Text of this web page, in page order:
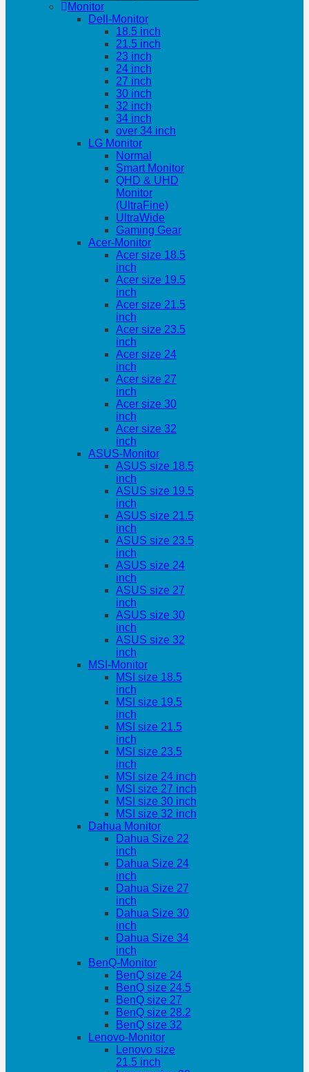
Monitor
Dell-Monitor
18.5 inch
21.5 inch
23 inch
24 inch
27 inch
30 inch
32 inch
34 inch
over 34 inch
LG Monitor
Normal
Smart Monitor
QHD & UHD
Monitor
(UltraFine)
UltraWide
Gaming Gear
Acer-Monitor
Acer size 18.5
inch
Acer size 19.5
inch
Acer size 21.5
inch
Acer size 23.5
inch
Acer size 24
inch
Acer size 27
inch
Acer size 30
inch
Acer size 32
inch
ASUS-Monitor
ASUS size 18.5
inch
ASUS size 19.5
inch
ASUS size 21.5
inch
ASUS size 23.5
inch
ASUS size 24
inch
ASUS size 27
inch
ASUS size 30
inch
ASUS size 32
inch
MSI-Monitor
MSI size 18.5
inch
MSI size 19.5
inch
MSI size 21.5
inch
MSI size 23.5
inch
MSI size 24 inch
MSI size 27 inch
MSI size 30 inch
MSI size 32 inch
Dahua Monitor
Dahua Size 22
inch
Dahua Size 24
inch
Dahua Size 27
inch
Dahua Size 30
inch
Dahua Size 34
inch
BenQ-Monitor
BenQ size 24
BenQ size 24.5
BenQ size 27
BenQ size 28.2
BenQ size 32
Lenovo-Monitor
Lenovo size
21.5 inch